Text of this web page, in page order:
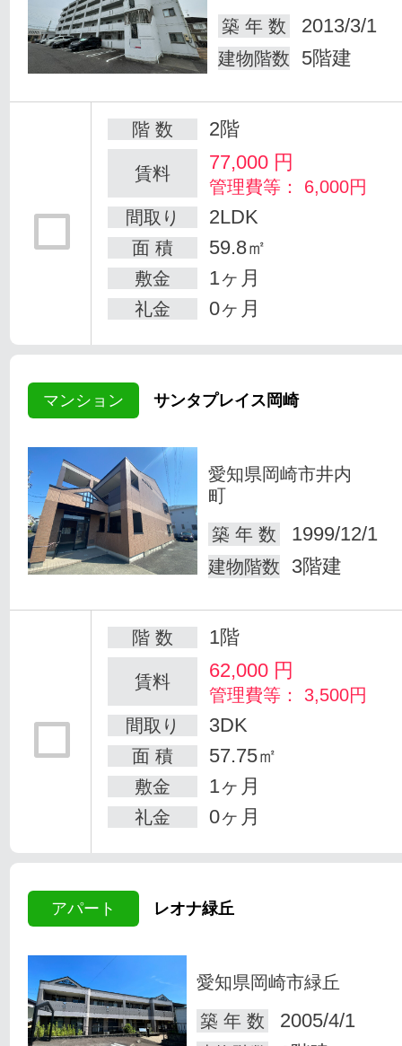
築 年 数
2013/3/1
建物階数 5階建
階 数 2階
賃料 77,000 円
管理費等： 6,000円
間取り
2LDK
面 積 59.8㎡
敷金 1ヶ月
礼金 0ヶ月
マンション サンタプレイス岡崎
愛知県岡崎市井内
町
築 年 数
1999/12/1
建物階数 3階建
階 数 1階
賃料 62,000 円
管理費等： 3,500円
間取り
3DK
面 積 57.75㎡
敷金 1ヶ月
礼金 0ヶ月
アパート レオナ緑丘
愛知県岡崎市緑丘
築 年 数
2005/4/1